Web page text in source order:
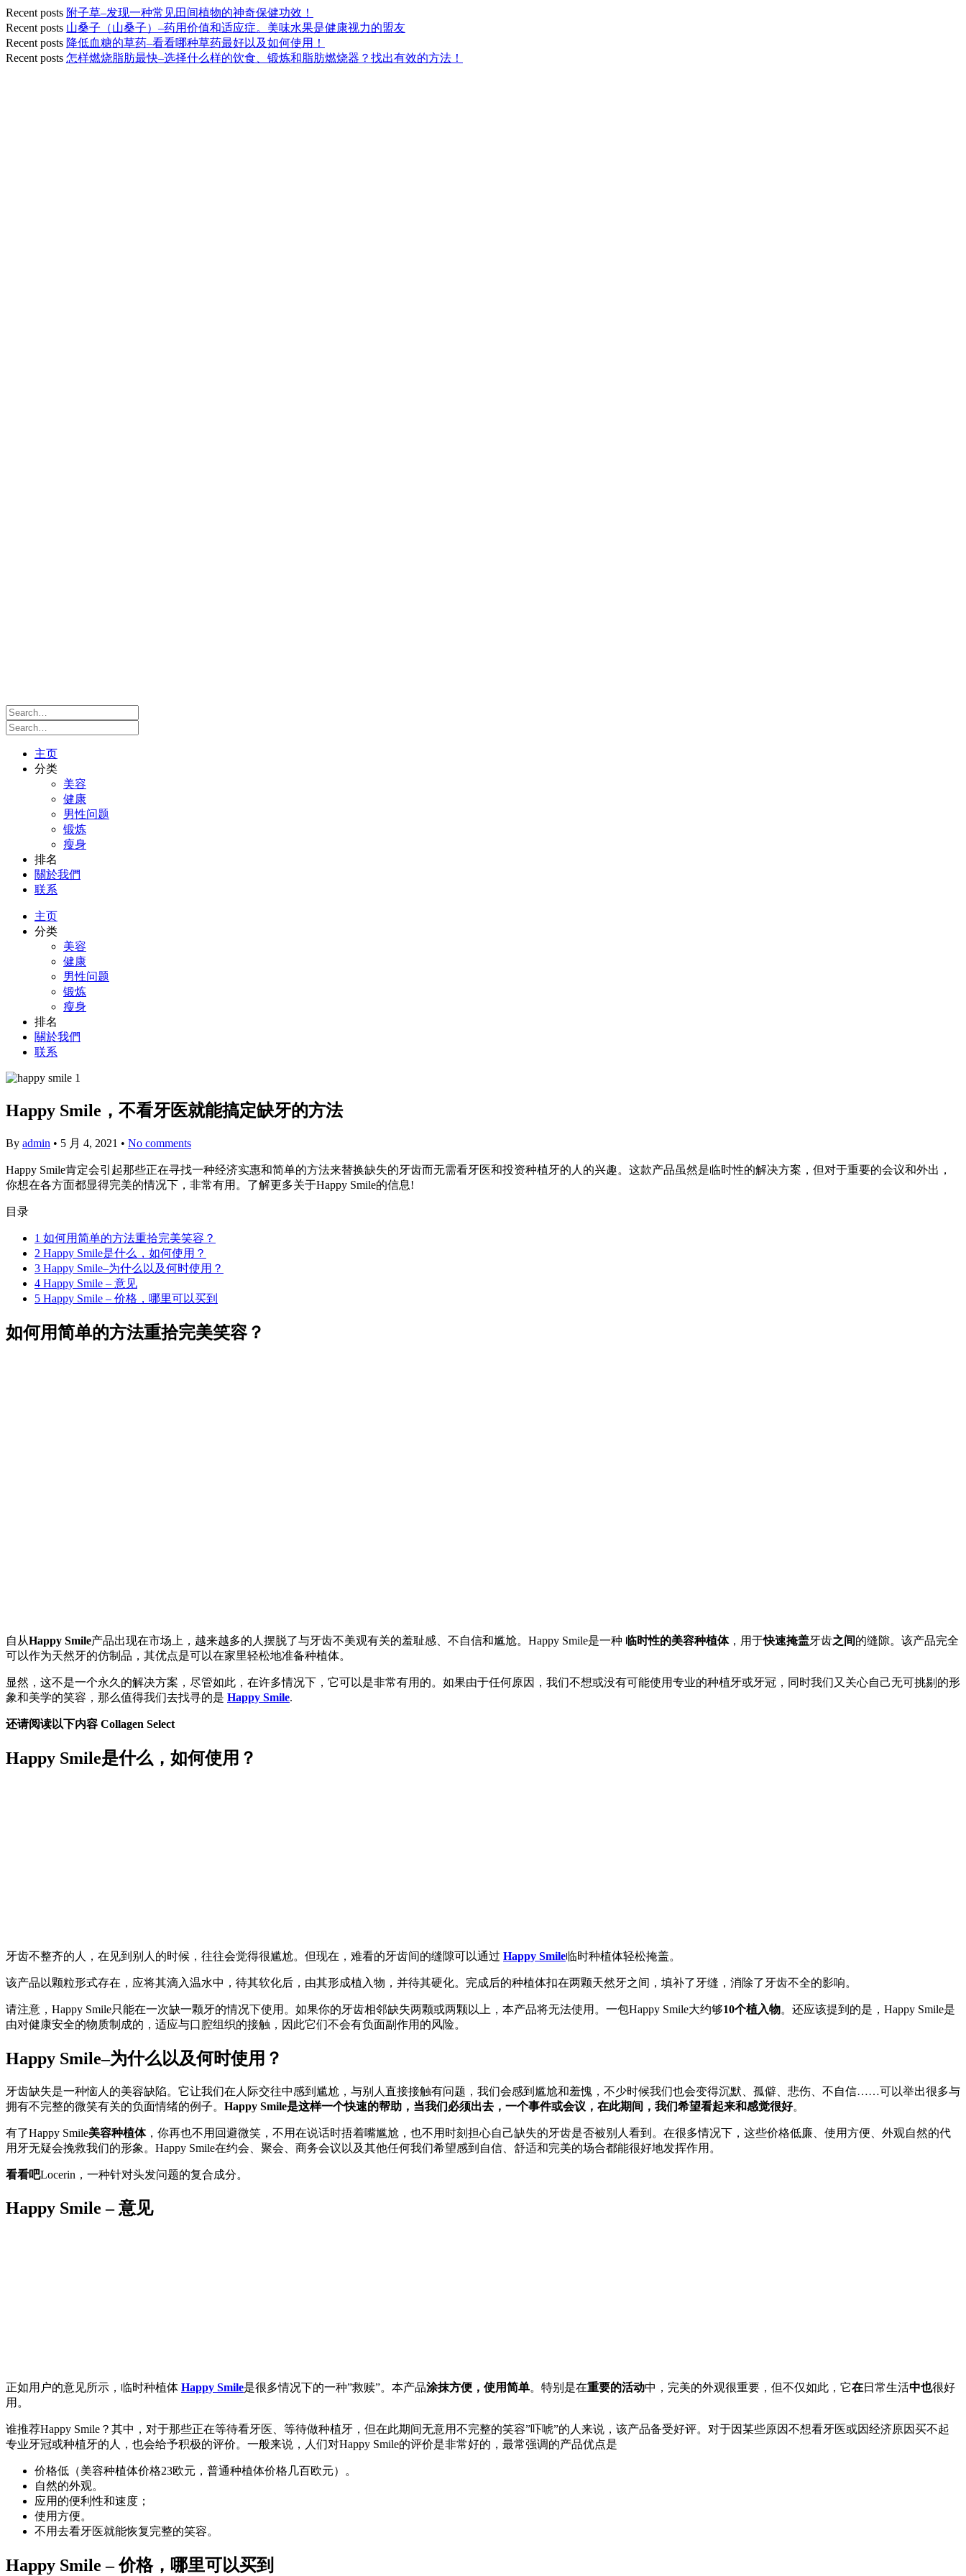
Recent posts 附子草–发现一种常见田间植物的神奇保健功效！
Recent posts 山桑子（山桑子）–药用价值和适应症。美味水果是健康视力的盟友
Recent posts 降低血糖的草药–看看哪种草药最好以及如何使用！
Recent posts 怎样燃烧脂肪最快–选择什么样的饮食、锻炼和脂肪燃烧器？找出有效的方法！
主页
分类
美容
健康
男性问题
锻炼
瘦身
排名
關於我們
联系
主页
分类
美容
健康
男性问题
锻炼
瘦身
排名
關於我們
联系
Happy Smile，不看牙医就能搞定缺牙的方法
By admin • 5 月 4, 2021 • No comments
Happy Smile肯定会引起那些正在寻找一种经济实惠和简单的方法来替换缺失的牙齿而无需看牙医和投资种植牙的人的兴趣。这款产品虽然是临时性的解决方案，但对于重要的会议和外出，
你想在各方面都显得完美的情况下，非常有用。了解更多关于Happy Smile的信息!
目录
1 如何用简单的方法重拾完美笑容？
2 Happy Smile是什么，如何使用？
3 Happy Smile–为什么以及何时使用？
4 Happy Smile – 意见
5 Happy Smile – 价格，哪里可以买到
如何用简单的方法重拾完美笑容？
自从Happy Smile产品出现在市场上，越来越多的人摆脱了与牙齿不美观有关的羞耻感、不自信和尴尬。Happy Smile是一种 临时性的美容种植体，用于快速掩盖牙齿之间的缝隙。该产品完全
可以作为天然牙的仿制品，其优点是可以在家里轻松地准备种植体。
显然，这不是一个永久的解决方案，尽管如此，在许多情况下，它可以是非常有用的。如果由于任何原因，我们不想或没有可能使用专业的种植牙或牙冠，同时我们又关心自己无可挑剔的形
象和美学的笑容，那么值得我们去找寻的是 Happy Smile.
还请阅读以下内容 Collagen Select
Happy Smile是什么，如何使用？
牙齿不整齐的人，在见到别人的时候，往往会觉得很尴尬。但现在，难看的牙齿间的缝隙可以通过 Happy Smile临时种植体轻松掩盖。
该产品以颗粒形式存在，应将其滴入温水中，待其软化后，由其形成植入物，并待其硬化。完成后的种植体扣在两颗天然牙之间，填补了牙缝，消除了牙齿不全的影响。
请注意，Happy Smile只能在一次缺一颗牙的情况下使用。如果你的牙齿相邻缺失两颗或两颗以上，本产品将无法使用。一包Happy Smile大约够10个植入物。还应该提到的是，Happy Smile是
由对健康安全的物质制成的，适应与口腔组织的接触，因此它们不会有负面副作用的风险。
Happy Smile–为什么以及何时使用？
牙齿缺失是一种恼人的美容缺陷。它让我们在人际交往中感到尴尬，与别人直接接触有问题，我们会感到尴尬和羞愧，不少时候我们也会变得沉默、孤僻、悲伤、不自信……可以举出很多与
拥有不完整的微笑有关的负面情绪的例子。 Happy Smile是这样一个快速的帮助，当我们必须出去，一个事件或会议，在此期间，我们希望看起来和感觉很好。
有了Happy Smile美容种植体，你再也不用回避微笑，不用在说话时捂着嘴尴尬，也不用时刻担心自己缺失的牙齿是否被别人看到。在很多情况下，这些价格低廉、使用方便、外观自然的代
用牙无疑会挽救我们的形象。Happy Smile在约会、聚会、商务会议以及其他任何我们希望感到自信、舒适和完美的场合都能很好地发挥作用。
看看吧Locerin，一种针对头发问题的复合成分。
Happy Smile – 意见
正如用户的意见所示，临时种植体 Happy Smile是很多情况下的一种”救赎”。本产品涂抹方便，使用简单。特别是在重要的活动中，完美的外观很重要，但不仅如此，它在日常生活中也很好
用。
谁推荐Happy Smile？其中，对于那些正在等待看牙医、等待做种植牙，但在此期间无意用不完整的笑容”吓唬”的人来说，该产品备受好评。对于因某些原因不想看牙医或因经济原因买不起
专业牙冠或种植牙的人，也会给予积极的评价。一般来说，人们对Happy Smile的评价是非常好的，最常强调的产品优点是
价格低（美容种植体价格23欧元，普通种植体价格几百欧元）。
自然的外观。
应用的便利性和速度；
使用方便。
不用去看牙医就能恢复完整的笑容。
Happy Smile – 价格，哪里可以买到